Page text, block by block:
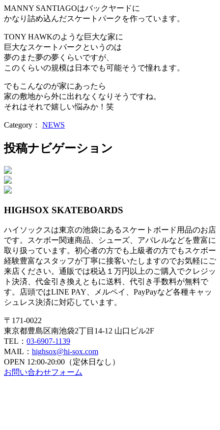
MANNY SANTIAGOはバックヤードに
かなり詰め込んだスケートパークを作っています。
TONY HAWKのような巨大な家に
巨大なスケートパークというのは
夢のまた夢の夢くらいですが、
このくらいの規模は日本でも可能そうで憧れます。
でもこんなのが家にあったら
家の敷地から外に出れなくなりそうですね。
それはそれで嬉しい悩みか！笑
Category： NEWS
投稿ナビゲーション
HIGHSOX SKATEBOARDS
ハイソックスは東京の池袋にあるスケートボード用品のお店
です。スケボー関連商品、シューズ、アパレルなどを豊富に
取り扱っています。初心者の方でも上級者の方でもスケボー
経験豊富なスタッフが丁寧に接客いたしますのでお気軽にご
来店ください。通販では税込１万円以上のご購入でクレジッ
ト決済、代金引き換えともに送料、代引き手数料が無料で
す。店頭ではLINE PAY、メルペイ、PayPayなど各種キャッ
シュレス決済に対応しています。
〒171-0022
東京都豊島区南池袋2丁目14-12 山口ビル2F
TEL： 03-6907-1139
MAIL： highsox@hi-sox.com
OPEN 12:00-20:00（定休日なし）
お問い合わせフォーム